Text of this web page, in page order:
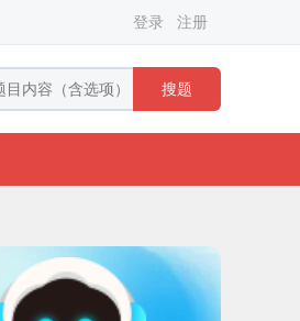
登录 注册
搜题